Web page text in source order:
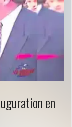
en